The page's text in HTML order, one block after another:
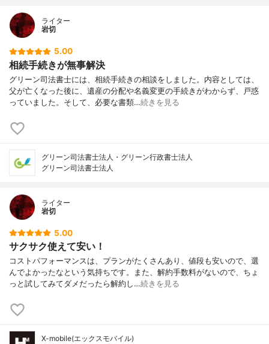
ライター
岩切
5.00
相続手続きが無事解決
グリーン司法書士には、相続手続きの相談をしました。内容としては、
父が亡くなった後に、遺産の分配や名義変更の手続きがわからず、戸惑
っていました。そして、必要な書類…続きを見る
グリーン司法書士法人・グリーン行政書士法人
グリーン司法書士法人
ライター
岩切
5.00
サクサク使えて安い！
コストパフォーマンスは、プランがたくさんあり、値段も安いので、選
んでよかったなという気持ちです。また、解約手数料がないので、ちょ
っと試してみてダメだったら解約し…続きを見る
X-mobile(エックスモバイル)